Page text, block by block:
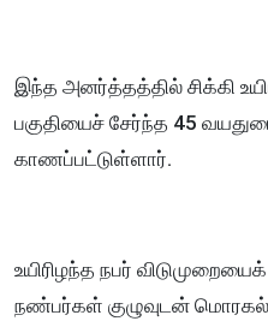
இந்த அனர்த்தத்தில் சிக்கி
பகுதியைச் சேர்ந்த 45
காணப்பட்டுள்ளார்.
உயிரிழந்த நபர்
நண்பர்கள் குழுவுடன்